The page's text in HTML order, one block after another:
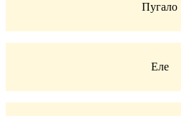
Пугало
Еле